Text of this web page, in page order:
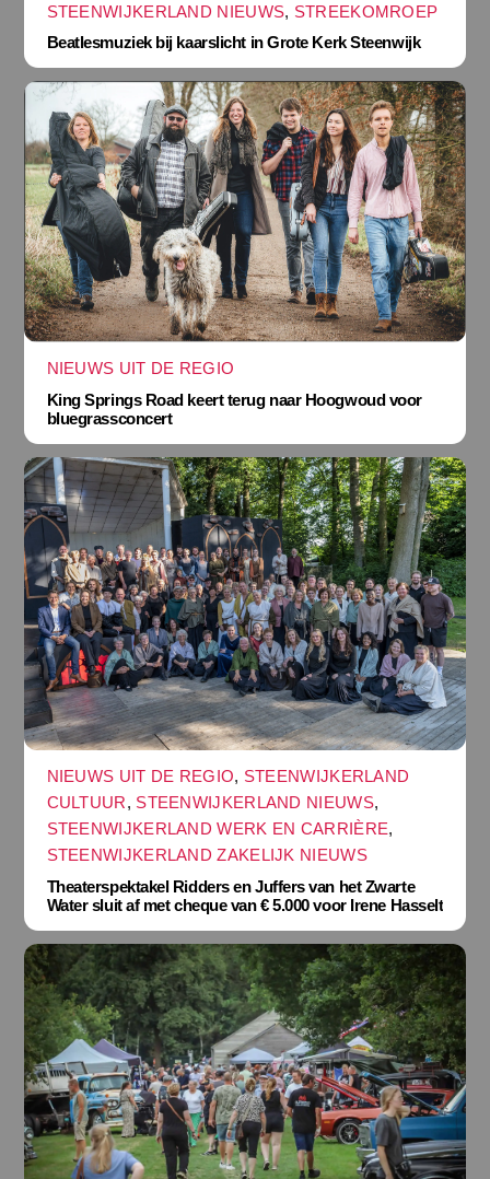
STEENWIJKERLAND NIEUWS, STREEKOMROEP
Beatlesmuziek bij kaarslicht in Grote Kerk Steenwijk
NIEUWS UIT DE REGIO
King Springs Road keert terug naar Hoogwoud voor
bluegrassconcert
NIEUWS UIT DE REGIO, STEENWIJKERLAND
CULTUUR, STEENWIJKERLAND NIEUWS,
STEENWIJKERLAND WERK EN CARRIÈRE,
STEENWIJKERLAND ZAKELIJK NIEUWS
Theaterspektakel Ridders en Juffers van het Zwarte
Water sluit af met cheque van € 5.000 voor Irene Hasselt